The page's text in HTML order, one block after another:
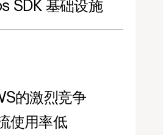
SDK 基础设施
的激烈竞争
使用率低